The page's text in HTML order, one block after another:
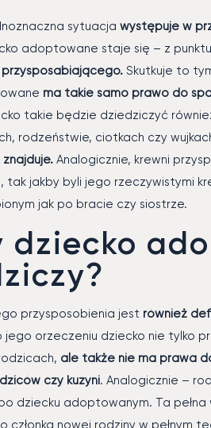
sytuacja występuje w
adoptowane staje się – z
Skutkuje to
ma takie samo prawo do
takie będzie dziedziczyć
rodzeństwie, ciotkach czy
Analogicznie, krewni
tak jakby byli jego rzeczywistymi
jak po bracie czy siostrze.
dziecko
przysposobienia jest również
jego orzeczeniu dziecko nie tylko
ale także nie ma prawa
czy kuzyni. Analogicznie –
dziecku adoptowanym. Ta pełna
nowej rodziny w pełnym